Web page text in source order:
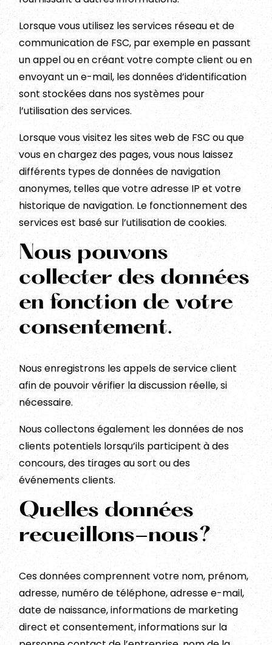
Lorsque vous utilisez les services réseau et de
communication de FSC, par exemple en passant
un appel ou en créant votre compte client ou en
envoyant un e-mail, les données d’identification
sont stockées dans nos systèmes pour
l’utilisation des services.
Lorsque vous visitez les sites web de FSC ou que
vous en chargez des pages, vous nous laissez
différents types de données de navigation
anonymes, telles que votre adresse IP et votre
historique de navigation. Le fonctionnement des
services est basé sur l’utilisation de cookies.
Nous pouvons
collecter des données
en fonction de votre
consentement.
Nous enregistrons les appels de service client
afin de pouvoir vérifier la discussion réelle, si
nécessaire.
Nous collectons également les données de nos
clients potentiels lorsqu’ils participent à des
concours, des tirages au sort ou des
événements clients.
Quelles données
recueillons-nous?
Ces données comprennent votre nom, prénom,
adresse, numéro de téléphone, adresse e-mail,
date de naissance, informations de marketing
direct et consentement, informations sur la